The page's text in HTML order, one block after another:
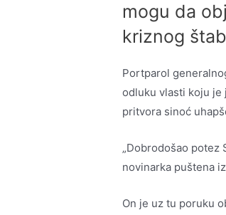
mogu da
kriznog
Portparol
odluku vlasti koju je
pritvora sinoć
„Dobrodošao potez
novinarka puštena
On je uz tu poruku